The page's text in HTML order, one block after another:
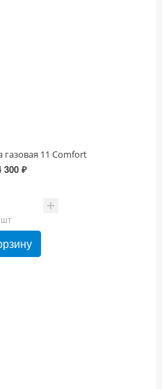
газовая 11 Comfort
300 ₽
шт